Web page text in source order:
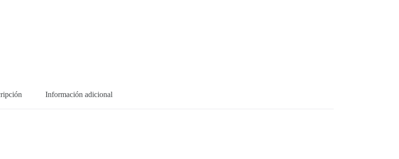
Información adicional